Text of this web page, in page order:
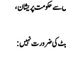
سے حکومت پریشان،
کی ضرورت نہیں: